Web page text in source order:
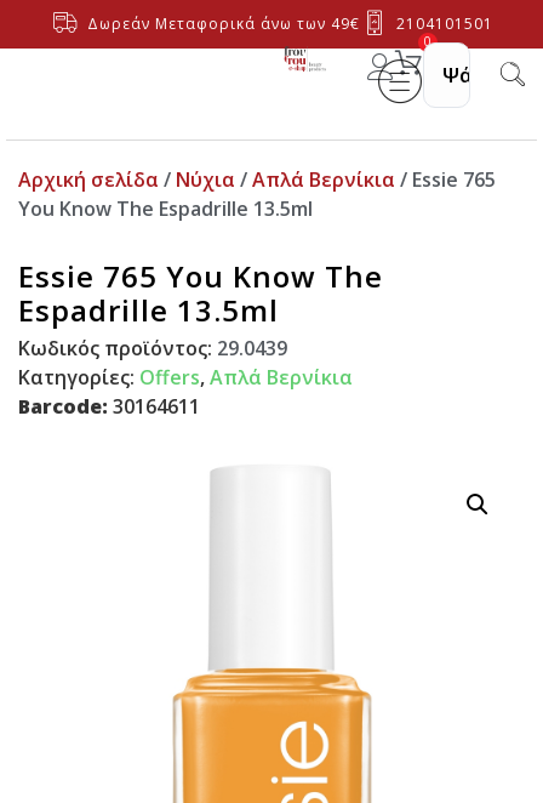
Δωρεάν Μεταφορικά άνω των 49€ 2104101501
0
Αρχική σελίδα / Νύχια /Απλά Βερνίκια / Essie 765
You Know The Espadrille 13.5ml
Essie 765 You Know The
Espadrille 13.5ml
Κωδικός προϊόντος: 29.0439
Κατηγορίες: Offers,Απλά Βερνίκια
Barcode: 30164611